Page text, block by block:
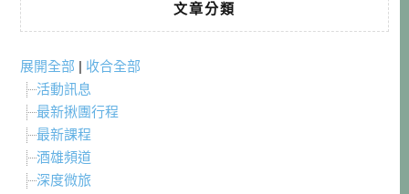
文章分類
展開全部 | 收合全部
活動訊息
最新揪團行程
最新課程
酒雄頻道
深度微旅